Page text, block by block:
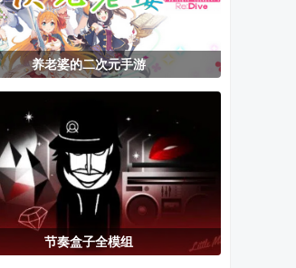
养老婆的二次元手游
节奏盒子全模组